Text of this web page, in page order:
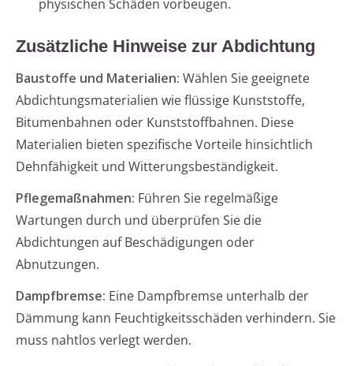
physischen Schäden vorbeugen.
Zusätzliche Hinweise zur Abdichtung
Baustoffe und Materialien: Wählen Sie geeignete
Abdichtungsmaterialien wie flüssige Kunststoffe,
Bitumenbahnen oder Kunststoffbahnen. Diese
Materialien bieten spezifische Vorteile hinsichtlich
Dehnfähigkeit und Witterungsbeständigkeit.
Pflegemaßnahmen: Führen Sie regelmäßige
Wartungen durch und überprüfen Sie die
Abdichtungen auf Beschädigungen oder
Abnutzungen.
Dampfbremse: Eine Dampfbremse unterhalb der
Dämmung kann Feuchtigkeitsschäden verhindern. Sie
muss nahtlos verlegt werden.